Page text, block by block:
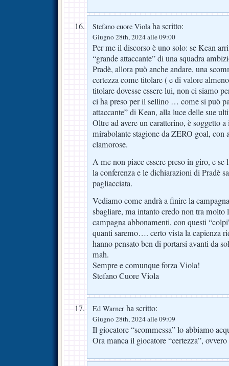
Stefano cuore Violaha scritto:
Giugno 28th, 2024 alle 09:00
Per me il discorso è uno solo: se Kean
“grande attaccante” di una squadra
Pradè, allora può anche andare, una
certezza come titolare ( e di valore
titolare dovesse essere lui, non ci siamo
ci ha preso per il sellino … come si può
attaccante” di Kean, alla luce delle sue
Oltre ad avere un caratterino, è soggetto
mirabolante stagione da ZERO goal, con
clamorose.
A me non piace essere preso in giro, e se
la conferenza e le dichiarazioni di Pradè
pagliacciata.
Vediamo come andrà a finire la
sbagliare, ma intanto credo non tra molto
campagna abbonamenti, con questi
quanti saremo…. certo vista la capienza
hanno pensato ben di portarsi avanti da
mah.
Sempre e comunque forza Viola!
Stefano Cuore Viola
Ed Warner ha scritto:
Giugno 28th, 2024 alle 09:09
Il giocatore “scommessa” lo abbiamo
Ora manca il giocatore “certezza”,